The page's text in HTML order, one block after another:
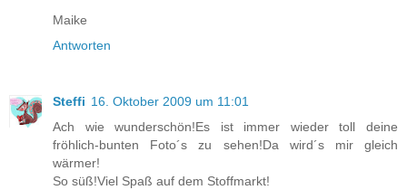
Maike
Antworten
Steffi 16. Oktober 2009 um 11:01
Ach wie wunderschön!Es ist immer wieder toll deine
fröhlich-bunten Foto´s zu sehen!Da wird´s mir gleich
wärmer!
So süß!Viel Spaß auf dem Stoffmarkt!